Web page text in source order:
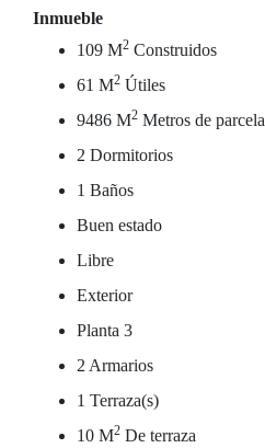
Inmueble
109 M2 Construidos
61 M2 Útiles
9486 M2 Metros de parcela
2 Dormitorios
1 Baños
Buen estado
Libre
Exterior
Planta 3
2 Armarios
1 Terraza(s)
10 M2 De terraza